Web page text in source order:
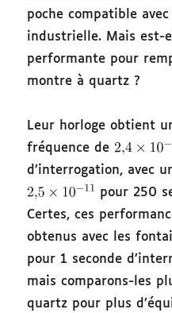
poche compatible
industrielle. Mais est-
performante pour
montre à quartz ?
Leur horloge obtient
fréquence de
d’interrogation, avec
pour 250
Certes, ces
obtenus avec les
pour 1 seconde
mais comparons-les
quartz pour plus